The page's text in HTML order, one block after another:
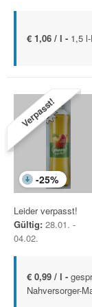
€ 1,06 / l - 1,5
Verpasst!
-25%
Leider verpasst!
Gültig: 28.01. -
04.02.
€ 0,99 / l -
Nahversorger-